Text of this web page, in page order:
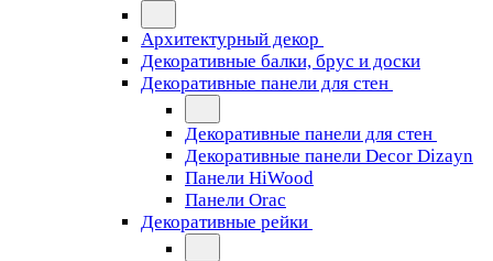
Архитектурный декор
Декоративные балки, брус и доски
Декоративные панели для стен
Декоративные панели для стен
Декоративные панели Decor Dizayn
Панели HiWood
Панели Orac
Декоративные рейки